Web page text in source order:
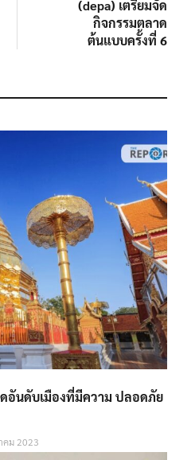
(depa) เตรียมจัด
กิจกรรมตลาด
ต้นแบบครั้งที่ 6
ดอันดับเมืองที่มีความ ปลอดภัย
คม 2023